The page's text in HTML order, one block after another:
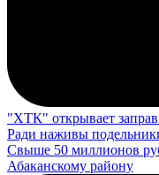
"ХТК" открывает
Ради наживы
Свыше 50 миллионов
Абаканскому району